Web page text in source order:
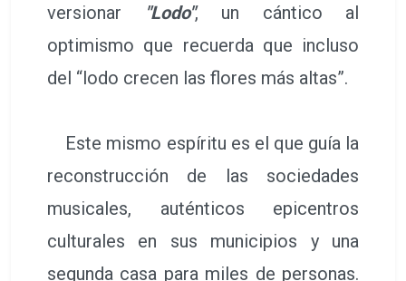
versionar
"Lodo", un cántico al
optimismo que recuerda que incluso
del “lodo crecen las flores más altas”.
Este mismo espíritu es el que guía la
reconstrucción de las sociedades
musicales, auténticos epicentros
culturales en sus municipios y una
segunda casa para miles de personas.